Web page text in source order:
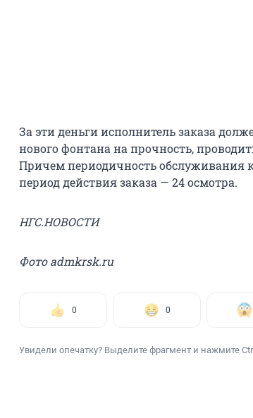
За эти деньги исполнитель заказа
нового фонтана на прочность,
Причем периодичность обслуживания
период действия заказа — 24 осмотра.
НГС.НОВОСТИ
Фото admkrsk.ru
0 0
Увидели опечатку? Выделите фрагмент и нажмите